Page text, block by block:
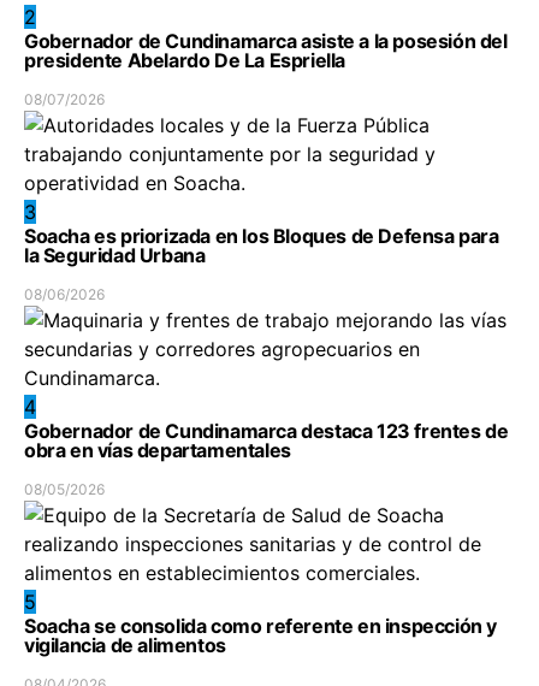
2
Gobernador de Cundinamarca asiste a la posesión del
presidente Abelardo De La Espriella
08/07/2026
3
Soacha es priorizada en los Bloques de Defensa para
la Seguridad Urbana
08/06/2026
4
Gobernador de Cundinamarca destaca 123 frentes de
obra en vías departamentales
08/05/2026
5
Soacha se consolida como referente en inspección y
vigilancia de alimentos